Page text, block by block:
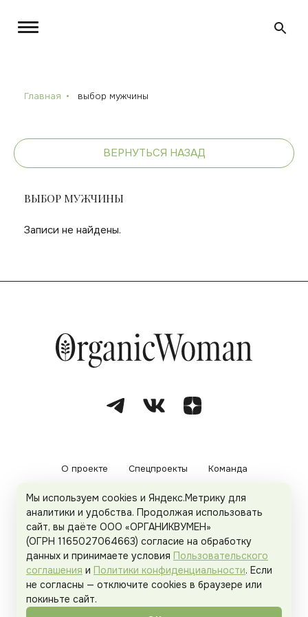
Главная выбор мужчины
ВЕРНУТЬСЯ НАЗАД
ВЫБОР МУЖЧИНЫ
Записи не найдены.
О проекте Спецпроекты Команда
Рекламодателям Политика конфиденциальности
Пользовательское соглашение
Organicwoman.ru . Все права защищены.
Мы используем cookies и Яндекс.Метрику для
аналитики и удобства. Продолжая использовать
сайт, вы даёте ООО «ОРГАНИКВУМЕН»
(ОГРН 1165027064663) согласие на обработку
данных и принимаете условия Пользовательского
соглашения и Политики конфиденциальности. Если
не согласны — отключите cookies в браузере или
покиньте сайт.